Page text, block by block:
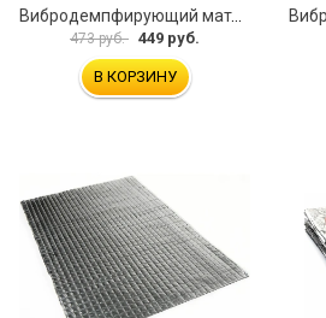
Вибродемпфирующий материал Dreamcar Base 2 33x25 см DC-000-0926988P1393
473 руб. 449 руб.
В КОРЗИНУ